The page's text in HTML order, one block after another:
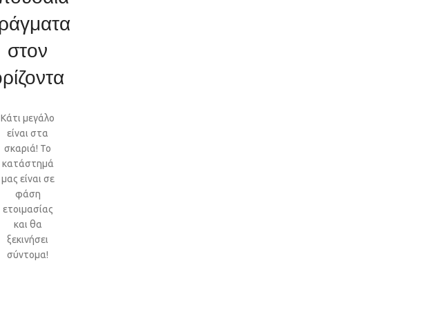
στον
Κάτι μεγάλο
είναι στα
σκαριά! Το
κατάστημά
μας είναι σε
φάση
ετοιμασίας
και θα
ξεκινήσει
σύντομα!